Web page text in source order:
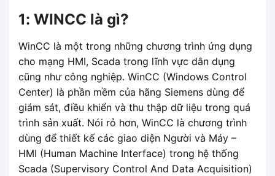
1: WINCC là gì?
WinCC là một trong những chương trình ứng dụng
cho mạng HMI, Scada trong lĩnh vực dân dụng
cũng như công nghiệp. WinCC (Windows Control
Center) là phần mềm của hãng Siemens dùng để
giám sát, điều khiển và thu thập dữ liệu trong quá
trình sản xuất. Nói rỏ hơn, WinCC là chương trình
dùng để thiết kế các giao diện Người và Máy –
HMI (Human Machine Interface) trong hệ thống
Scada (Supervisory Control And Data Acquisition)